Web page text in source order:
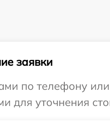
заявки
по телефону
для уточнения